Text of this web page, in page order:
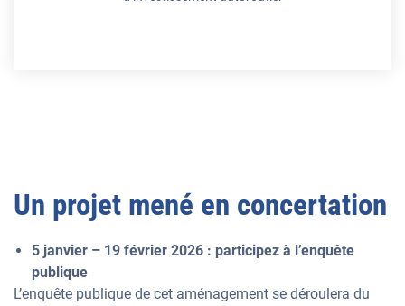
Un projet mené en concertation
5 janvier – 19 février 2026 : participez à l’enquête
publique
L’enquête publique de cet aménagement se déroulera du